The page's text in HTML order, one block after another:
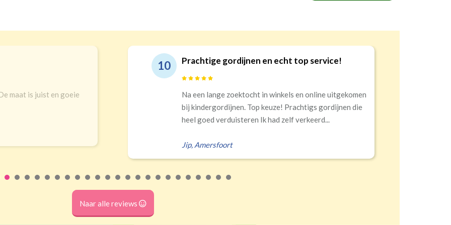
gordijnen en echt top service!
zoektocht in winkels en online uitgekomen
9 Goede kwaliteit en service!
Snelle levering, alles netjes aangekomen
Erald,Zeist
Naar alle reviews